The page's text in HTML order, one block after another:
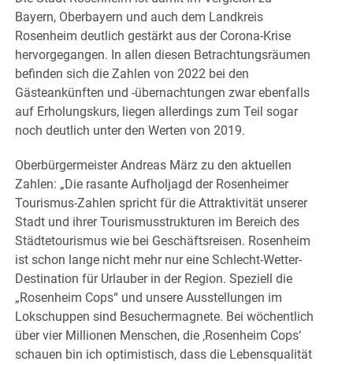
Bayern, Oberbayern und auch dem Landkreis
Rosenheim deutlich gestärkt aus der Corona-Krise
hervorgegangen. In allen diesen Betrachtungsräumen
befinden sich die Zahlen von 2022 bei den
Gästeankünften und -übernachtungen zwar ebenfalls
auf Erholungskurs, liegen allerdings zum Teil sogar
noch deutlich unter den Werten von 2019.
Oberbürgermeister Andreas März zu den aktuellen
Zahlen: „Die rasante Aufholjagd der Rosenheimer
Tourismus-Zahlen spricht für die Attraktivität unserer
Stadt und ihrer Tourismusstrukturen im Bereich des
Städtetourismus wie bei Geschäftsreisen. Rosenheim
ist schon lange nicht mehr nur eine Schlecht-Wetter-
Destination für Urlauber in der Region. Speziell die
„Rosenheim Cops“ und unsere Ausstellungen im
Lokschuppen sind Besuchermagnete. Bei wöchentlich
über vier Millionen Menschen, die ‚Rosenheim Cops‘
schauen bin ich optimistisch, dass die Lebensqualität